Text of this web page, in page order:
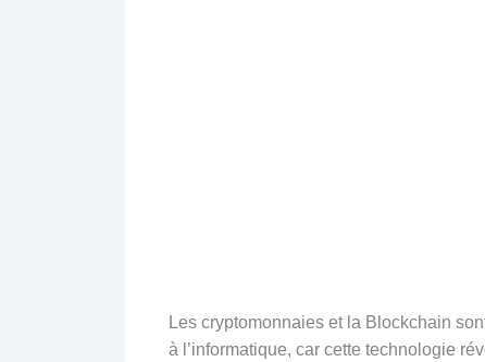
Les cryptomonnaies et la Blockchain
à l’informatique, car cette technologie